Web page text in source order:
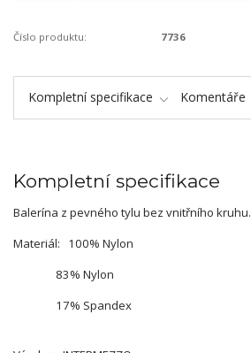
Číslo produktu: 7736
Kompletní specifikace Komentáře
Kompletní specifikace
Balerína z pevného tylu bez vnitřního kruhu.
Materiál: 100% Nylon
83% Nylon
17% Spandex